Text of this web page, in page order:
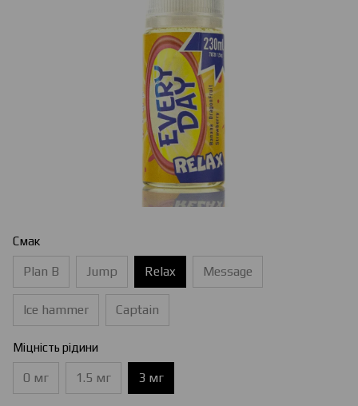
Смак
Plan B Jump Relax Message
Ice hammer Captain
Міцність рідини
0 мг 1.5 мг 3 мг